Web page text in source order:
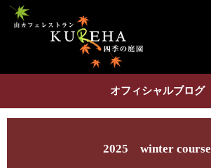
オフィシャルブログ
2025 winter course